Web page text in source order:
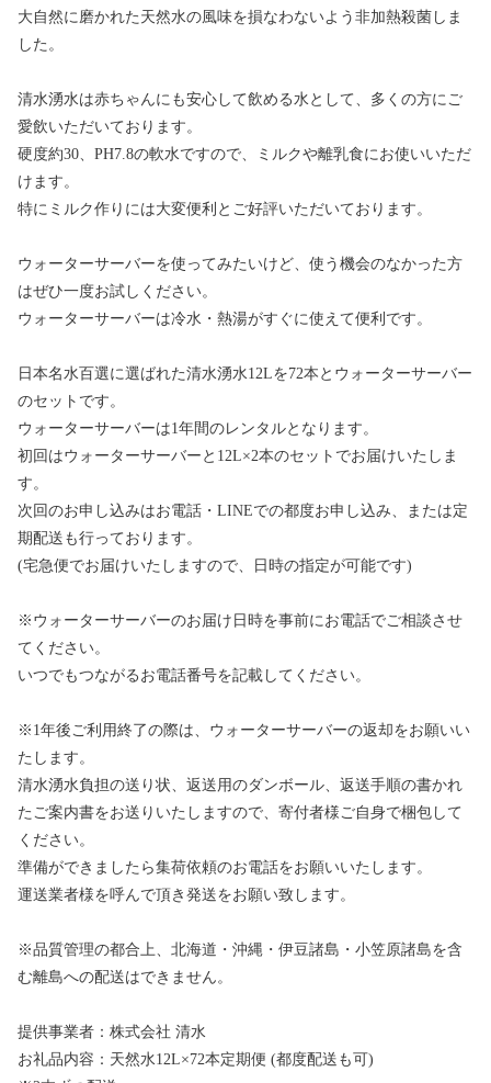
大自然に磨かれた天然水の風味を損なわないよう非加熱殺菌しま
した。
清水湧水は赤ちゃんにも安心して飲める水として、多くの方にご
愛飲いただいております。
硬度約30、PH7.8の軟水ですので、ミルクや離乳食にお使いいただ
けます。
特にミルク作りには大変便利とご好評いただいております。
ウォーターサーバーを使ってみたいけど、使う機会のなかった方
はぜひ一度お試しください。
ウォーターサーバーは冷水・熱湯がすぐに使えて便利です。
日本名水百選に選ばれた清水湧水12Lを72本とウォーターサーバー
のセットです。
ウォーターサーバーは1年間のレンタルとなります。
初回はウォーターサーバーと12L×2本のセットでお届けいたしま
す。
次回のお申し込みはお電話・LINEでの都度お申し込み、または定
期配送も行っております。
(宅急便でお届けいたしますので、日時の指定が可能です)
※ウォーターサーバーのお届け日時を事前にお電話でご相談させ
てください。
いつでもつながるお電話番号を記載してください。
※1年後ご利用終了の際は、ウォーターサーバーの返却をお願いい
たします。
清水湧水負担の送り状、返送用のダンボール、返送手順の書かれ
たご案内書をお送りいたしますので、寄付者様ご自身で梱包して
ください。
準備ができましたら集荷依頼のお電話をお願いいたします。
運送業者様を呼んで頂き発送をお願い致します。
※品質管理の都合上、北海道・沖縄・伊豆諸島・小笠原諸島を含
む離島への配送はできません。
提供事業者：株式会社 清水
お礼品内容：天然水12L×72本定期便 (都度配送も可)